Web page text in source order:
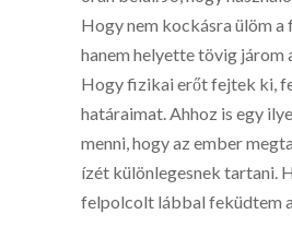
Hogy nem kockásra ülöm a
hanem helyette tövig járom
Hogy fizikai erőt fejtek ki,
határaimat. Ahhoz is egy
menni, hogy az ember
ízét különlegesnek tartani.
felpolcolt lábbal feküdtem